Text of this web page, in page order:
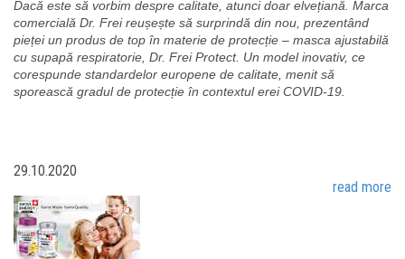
Dacă este să vorbim despre calitate, atunci doar elvețiană. Marca
comercială Dr. Frei reușește să surprindă din nou, prezentând
pieței un produs de top în materie de protecție – masca ajustabilă
cu supapă respiratorie, Dr. Frei Protect. Un model inovativ, ce
corespunde standardelor europene de calitate, menit să
sporească gradul de protecție în contextul erei COVID-19.
29.10.2020
read more